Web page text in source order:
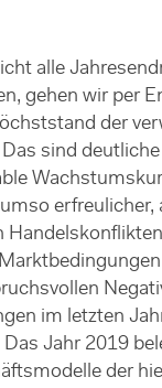
alle
gehen wir per
der
sind
erfreulicher,
im letzten
Jahr 2019
der